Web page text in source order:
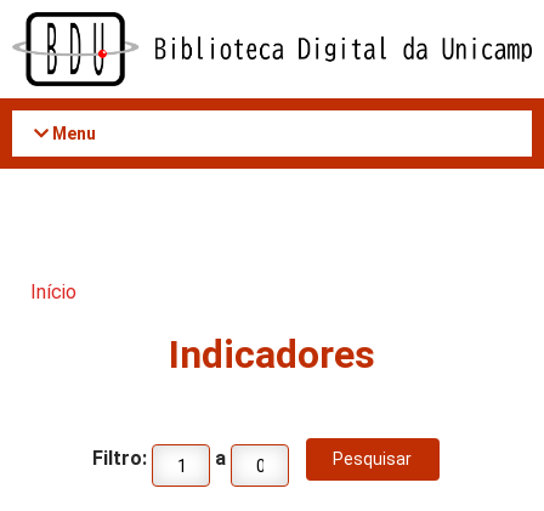
Acessar
conteúdo
Menu
Início
Indicadores
Filtro: a